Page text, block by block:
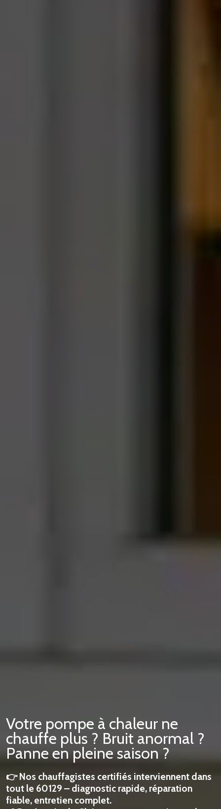
Votre pompe à chaleur ne
chauffe plus ? Bruit anormal ?
Panne en pleine saison ?
👉 Nos chauffagistes certifiés interviennent dans
tout le 60129 – diagnostic rapide, réparation
fiable, entretien complet.